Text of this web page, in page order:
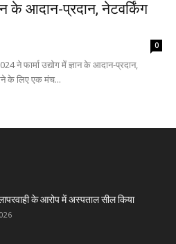
के आदान-प्रदान, नेटवर्किंग
0
ने फार्मा उद्योग में ज्ञान के आदान-प्रदान,
के लिए एक मंच...
के आरोप में अस्पताल सील किया